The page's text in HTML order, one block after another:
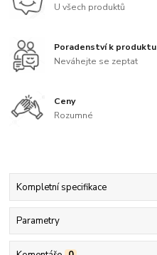
U všech produktů
Poradenství k produktu
Neváhejte se zeptat
Ceny
Rozumné
Kompletní specifikace
Parametry